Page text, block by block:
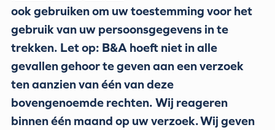
ook gebruiken om uw toestemming voor het
gebruik van uw persoonsgegevens in te
trekken. Let op: B&A hoeft niet in alle
gevallen gehoor te geven aan een verzoek
ten aanzien van één van deze
bovengenoemde rechten. Wij reageren
binnen één maand op uw verzoek. Wij geven